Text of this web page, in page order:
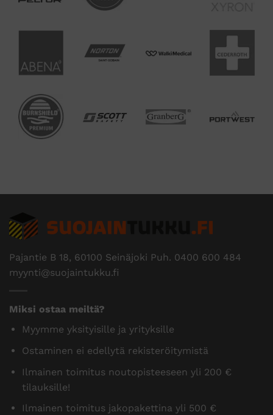
Pajantie B 18, 60100 Seinäjoki Puh. 0400 600 484
myynti@suojaintukku.fi
Miksi ostaa meiltä?
Myymme yksityisille ja yrityksille
Ostaminen ei edellytä rekisteröitymistä
Ilmainen toimitus noutopisteeseen yli 200 €
tilauksille!
Ilmainen toimitus jakopakettina yli 500 €